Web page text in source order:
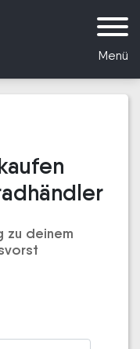
Menü
zu deinem